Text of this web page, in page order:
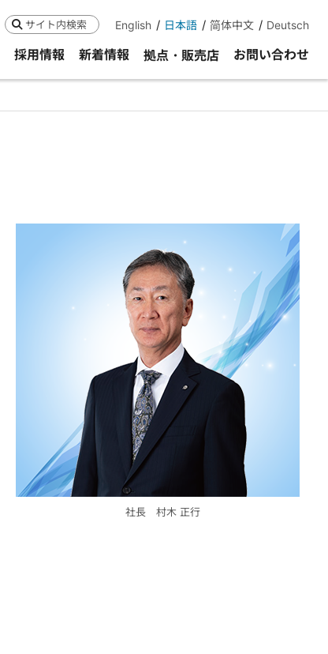
検索 English 日本語 简体中文 Deutsch
採用情報 新着情報 拠点・販売店 お問い合わせ
社長 村木 正行